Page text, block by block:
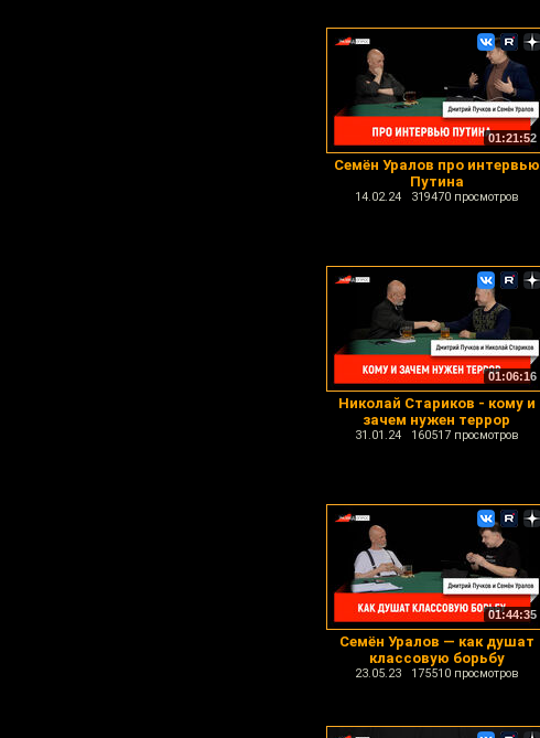
01:21:52
Семён Уралов про интервью
Путина
14.02.24 319470 просмотров
01:06:16
Николай Стариков - кому и
зачем нужен террор
31.01.24 160517 просмотров
01:44:35
Семён Уралов — как душат
классовую борьбу
23.05.23 175510 просмотров